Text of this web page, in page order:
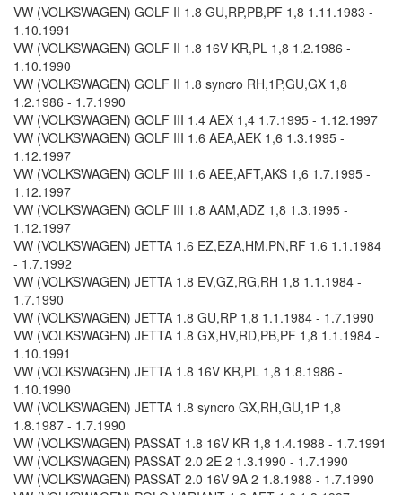
VW (VOLKSWAGEN) GOLF II 1.8 GU,RP,PB,PF 1,8 1.11.1983 -
1.10.1991
VW (VOLKSWAGEN) GOLF II 1.8 16V KR,PL 1,8 1.2.1986 -
1.10.1990
VW (VOLKSWAGEN) GOLF II 1.8 syncro RH,1P,GU,GX 1,8
1.2.1986 - 1.7.1990
VW (VOLKSWAGEN) GOLF III 1.4 AEX 1,4 1.7.1995 - 1.12.1997
VW (VOLKSWAGEN) GOLF III 1.6 AEA,AEK 1,6 1.3.1995 -
1.12.1997
VW (VOLKSWAGEN) GOLF III 1.6 AEE,AFT,AKS 1,6 1.7.1995 -
1.12.1997
VW (VOLKSWAGEN) GOLF III 1.8 AAM,ADZ 1,8 1.3.1995 -
1.12.1997
VW (VOLKSWAGEN) JETTA 1.6 EZ,EZA,HM,PN,RF 1,6 1.1.1984
- 1.7.1992
VW (VOLKSWAGEN) JETTA 1.8 EV,GZ,RG,RH 1,8 1.1.1984 -
1.7.1990
VW (VOLKSWAGEN) JETTA 1.8 GU,RP 1,8 1.1.1984 - 1.7.1990
VW (VOLKSWAGEN) JETTA 1.8 GX,HV,RD,PB,PF 1,8 1.1.1984 -
1.10.1991
VW (VOLKSWAGEN) JETTA 1.8 16V KR,PL 1,8 1.8.1986 -
1.10.1990
VW (VOLKSWAGEN) JETTA 1.8 syncro GX,RH,GU,1P 1,8
1.8.1987 - 1.7.1990
VW (VOLKSWAGEN) PASSAT 1.8 16V KR 1,8 1.4.1988 - 1.7.1991
VW (VOLKSWAGEN) PASSAT 2.0 2E 2 1.3.1990 - 1.7.1990
VW (VOLKSWAGEN) PASSAT 2.0 16V 9A 2 1.8.1988 - 1.7.1990